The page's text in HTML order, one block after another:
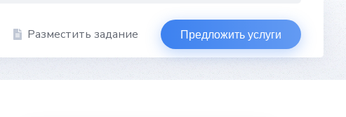
Разместить задание Предложить услуги